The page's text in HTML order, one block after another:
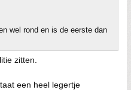
wel rond en is de eerste dan
zitten.
een heel legertje